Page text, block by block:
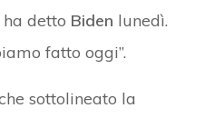
detto Biden lunedì.
fatto oggi”.
sottolineato la